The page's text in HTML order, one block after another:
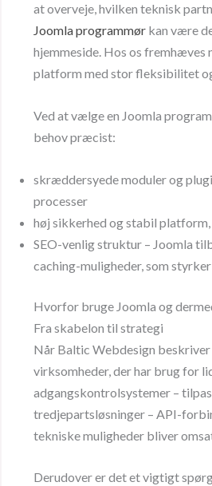
at overveje, hvilken teknisk
Joomla programmør kan være
hjemmeside. Hos os fremhæves
platform med stor fleksibilitet
Ved at vælge en Joomla
behov præcist:
skræddersyede moduler og
processer
høj sikkerhed og stabil
SEO-venlig struktur – Joomla
caching-muligheder, som styrker
Hvorfor bruge Joomla og
Fra skabelon til strategi
Når Baltic Webdesign
virksomheder, der har brug for
adgangskontrolsystemer –
tredjepartsløsninger – API-
tekniske muligheder bliver
Derudover er det et vigtigt